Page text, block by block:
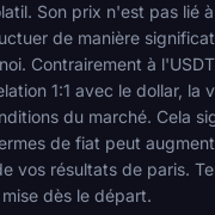
Son prix n'est pas lié
de manière
Contrairement à
1:1 avec le dollar, la
du marché. Cela
de fiat peut
vos résultats de paris.
dès le départ.